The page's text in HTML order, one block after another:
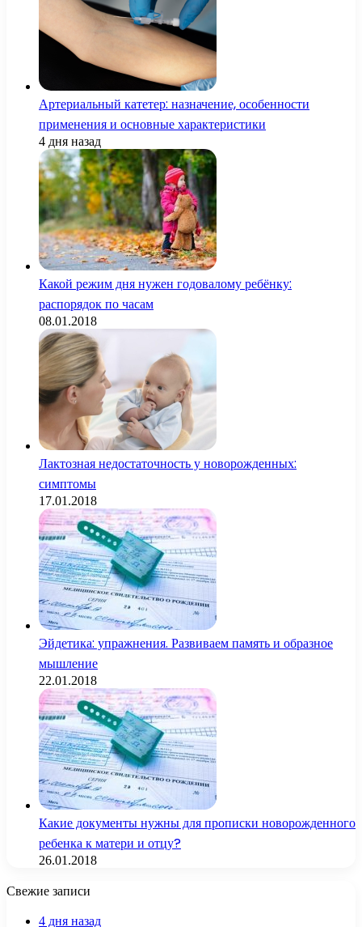
Артериальный катетер: назначение, особенности
применения и основные характеристики
4 дня назад
Какой режим дня нужен годовалому ребёнку:
распорядок по часам
08.01.2018
Лактозная недостаточность у новорожденных:
симптомы
17.01.2018
Эйдетика: упражнения. Развиваем память и образное
мышление
22.01.2018
Какие документы нужны для прописки новорожденного
ребенка к матери и отцу?
26.01.2018
Свежие записи
4 дня назад